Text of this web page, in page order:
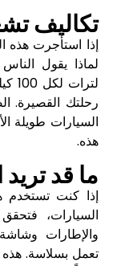
تكاليف
إذا استأجرت هذه
رحلتك القصيرة.
السيارات طويلة
هذه.
ما قد
إذا كنت تستخدم
والإطارات
تعمل بسلاسة. هذه